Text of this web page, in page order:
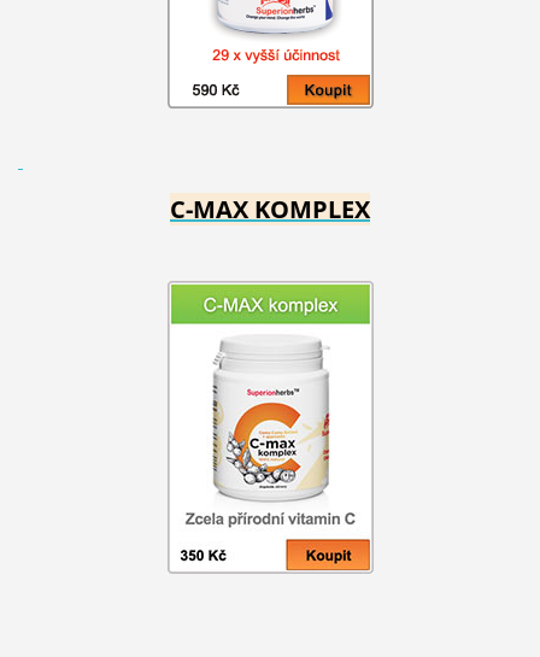
C-MAX KOMPLEX